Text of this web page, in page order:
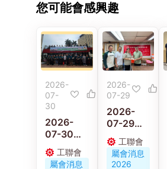
您可能會感興趣
2026-
07-
30
2026-
07-30
黃國與林
偉江參加
工聯會
屬會消息
2026-
07-29
2026-
07-29
58歲的士
司機猝逝
遺妻兒 汽
工聯會
屬會消息
2026